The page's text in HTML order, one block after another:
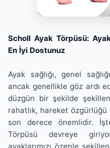
Scholl Ayak Törpüsü:
En İyi Dostunuz
Ayak sağlığı, genel
ancak genellikle göz ardı
düzgün bir şekilde
rahatlık, hareket özgürlüğü
son derece önemlidir.
Törpüsü devreye